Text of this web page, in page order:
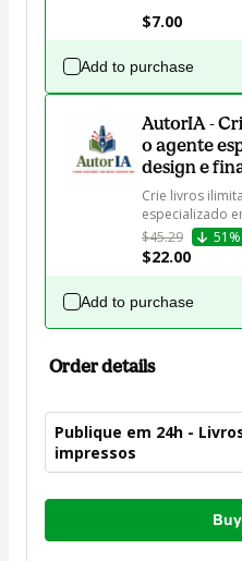
$7.00
Add to purchase
AutorIA -
o agente
design e
Crie livros
especializado
$45.29
51%
$22.00
Add to purchase
Order details
Publique em 24h -
impressos
Total